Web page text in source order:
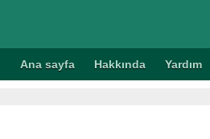
Ana sayfa Hakkında Yardım